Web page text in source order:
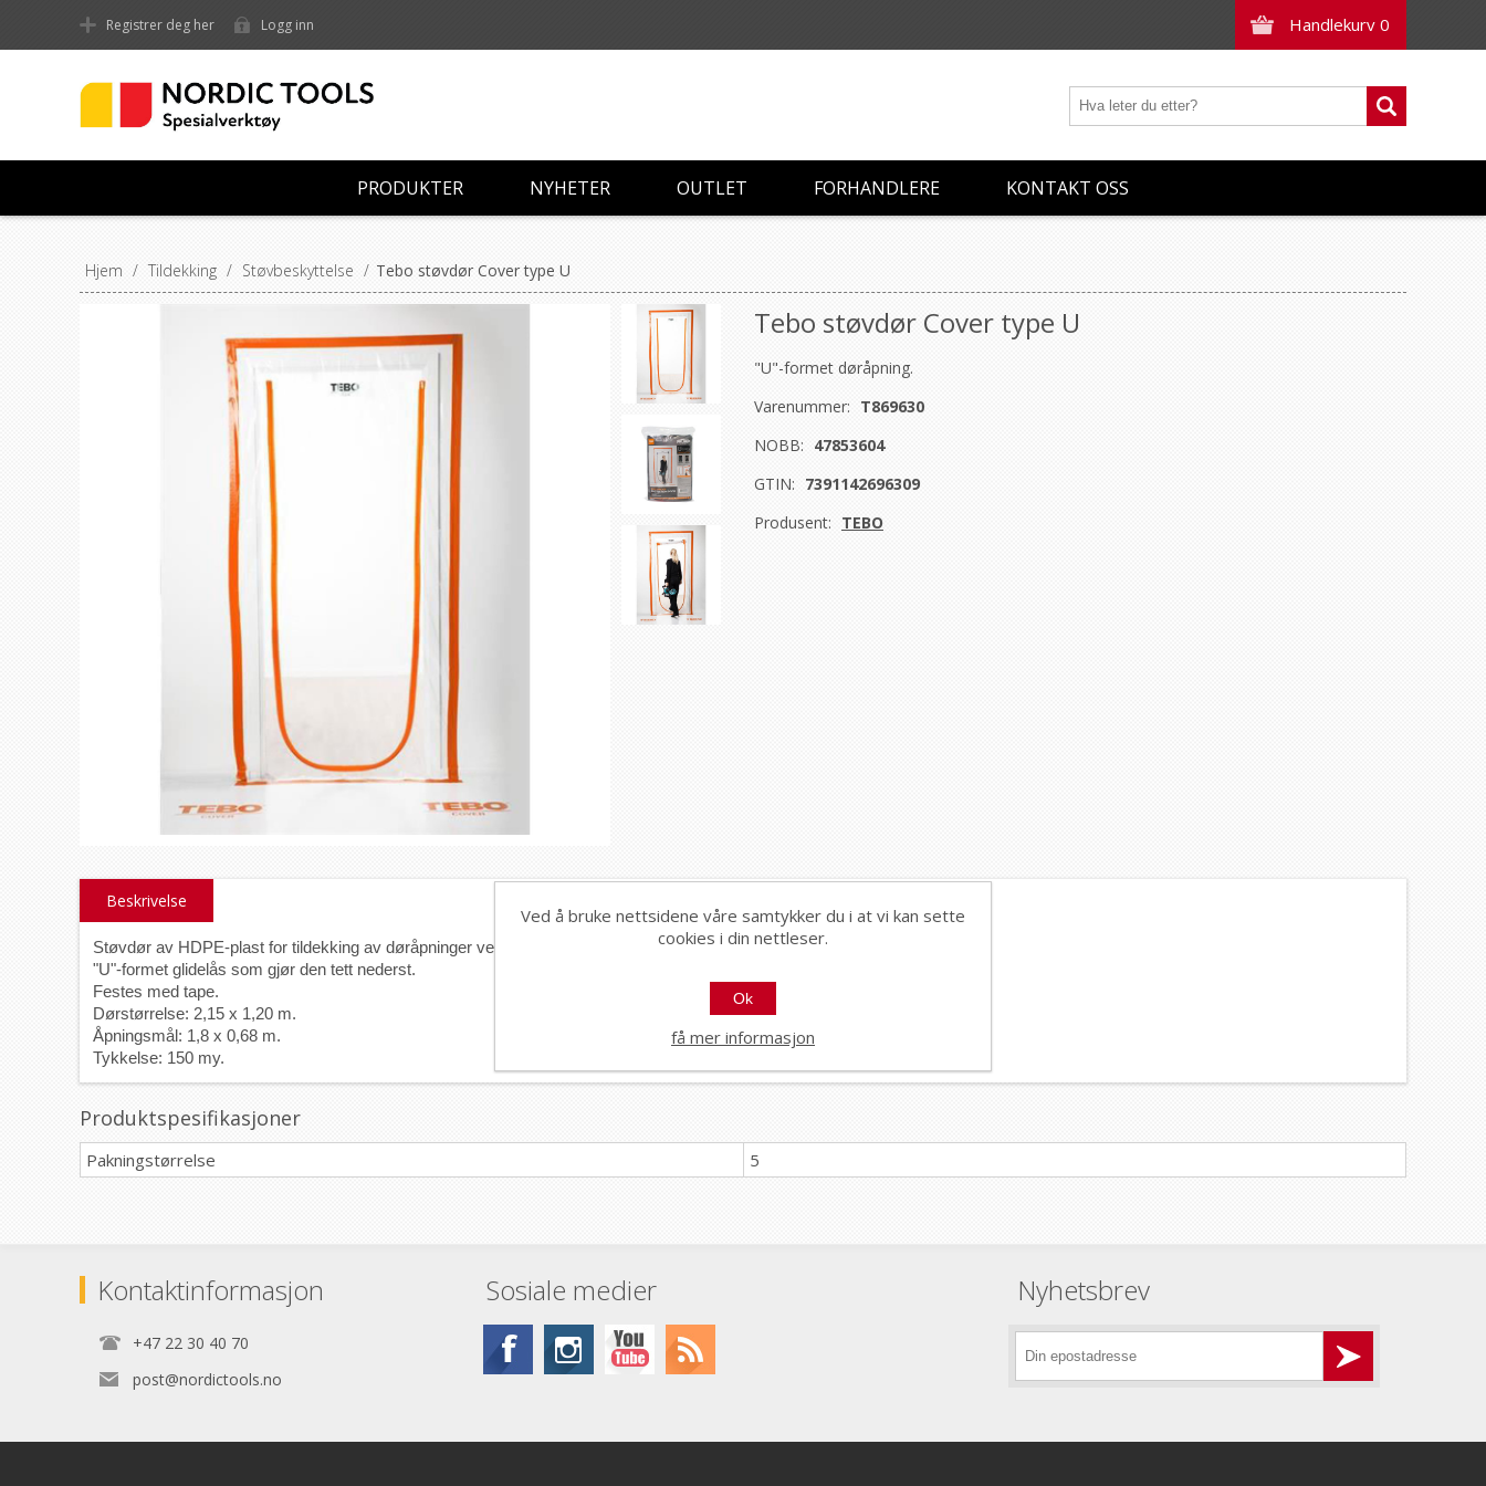
Handlekurv 0
Registrer deg her Logg inn
PRODUKTER NYHETER OUTLET FORHANDLERE KONTAKT OSS
Hjem / Tildekking / Støvbeskyttelse / Tebo støvdør Cover type U
Tebo støvdør Cover type U
"U"-formet døråpning.
Varenummer: T869630
NOBB: 47853604
GTIN: 7391142696309
Produsent: TEBO
Beskrivelse
Støvdør av HDPE-plast for tildekking av døråpninger ved f.eks. renovering.
"U"-formet glidelås som gjør den tett nederst.
Festes med tape.
Dørstørrelse: 2,15 x 1,20 m.
Åpningsmål: 1,8 x 0,68 m.
Tykkelse: 150 my.
Produktspesifikasjoner
Pakningstørrelse 5
Kontaktinformasjon
+47 22 30 40 70
post@nordictools.no
Sosiale medier Nyhetsbrev
Ved å bruke nettsidene våre samtykker du i at vi kan sette
cookies i din nettleser.
Ok
få mer informasjon